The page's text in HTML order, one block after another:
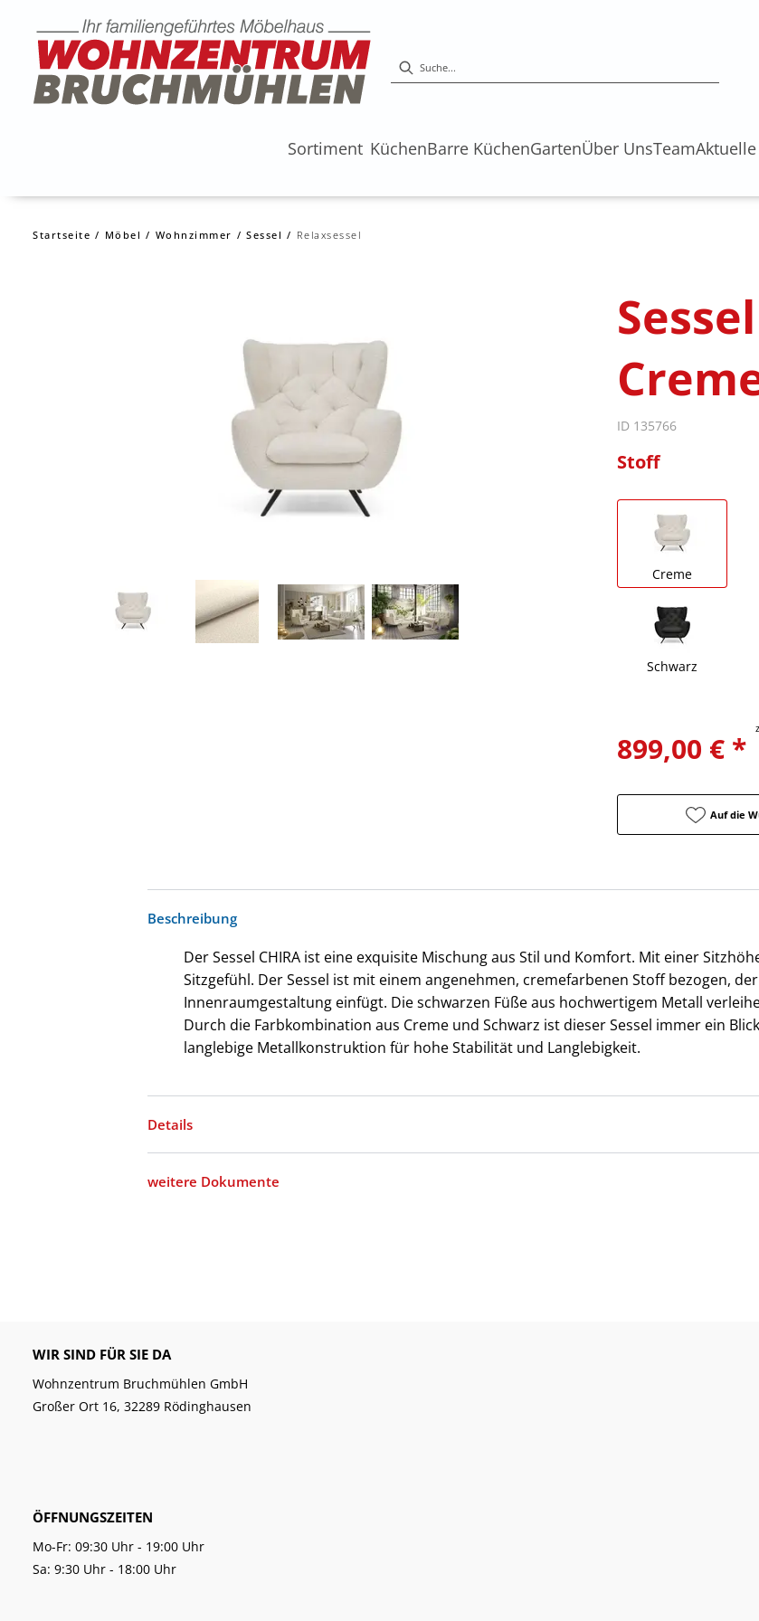
Sortiment KüchenBarre KüchenGartenÜber UnsTeam
Startseite Möbel Wohnzimmer Sessel Relaxsessel
ID 135766
Stoff
Creme
Schwarz
899,00 € *
Auf die
Beschreibung
Der Sessel CHIRA ist eine exquisite Mischung aus Stil und Komfort. Mit einer
Sitzgefühl. Der Sessel ist mit einem angenehmen, cremefarbenen Stoff bezogen,
Innenraumgestaltung einfügt. Die schwarzen Füße aus hochwertigem Metall
Durch die Farbkombination aus Creme und Schwarz ist dieser Sessel immer ein
langlebige Metallkonstruktion für hohe Stabilität und Langlebigkeit.
Details
weitere Dokumente
WIR SIND FÜR SIE DA
Wohnzentrum Bruchmühlen GmbH
Großer Ort 16, 32289 Rödinghausen
ÖFFNUNGSZEITEN
Mo-Fr: 09:30 Uhr - 19:00 Uhr
Sa: 9:30 Uhr - 18:00 Uhr